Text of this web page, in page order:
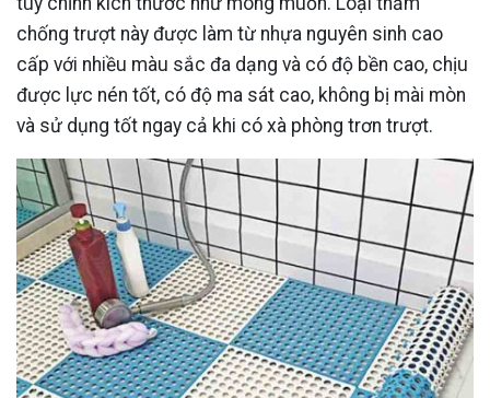
chống trượt này được làm từ nhựa nguyên sinh cao
cấp với nhiều màu sắc đa dạng và có độ bền cao, chịu
được lực nén tốt, có độ ma sát cao, không bị mài mòn
và sử dụng tốt ngay cả khi có xà phòng trơn trượt.